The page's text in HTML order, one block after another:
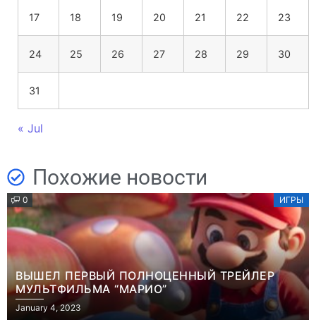
17 18 19 20 21 22 23
24 25 26 27 28 29 30
31
« Jul
Похожие новости
0 ИГРЫ
ВЫШЕЛ ПЕРВЫЙ ПОЛНОЦЕННЫЙ ТРЕЙЛЕР
МУЛЬТФИЛЬМА “МАРИО”
January 4, 2023